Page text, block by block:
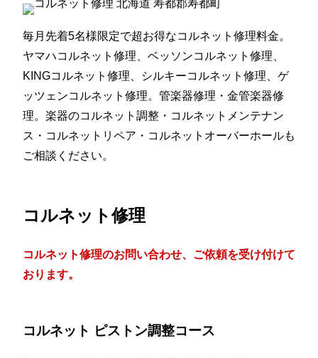
毎月先着5名様限定で超お得なコルネット修理料金。
ヤマハコルネット修理、ベッソンコルネット修理、
KINGコルネット修理、シルキーコルネット修理、ゲ
ッツェンコルネット修理。管楽器修理・金管楽器修
理。楽器のコルネット調整・コルネットメンテナン
ス・コルネットリペア・コルネットオーバーホールも
ご相談ください。
コルネット修理
コルネット修理のお問い合わせ、ご依頼を受け付けて
おります。
コルネット ピストン調整コース